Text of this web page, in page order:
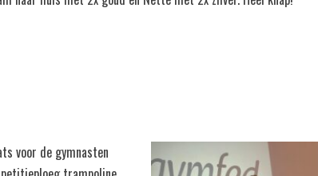
voor de gymnasten